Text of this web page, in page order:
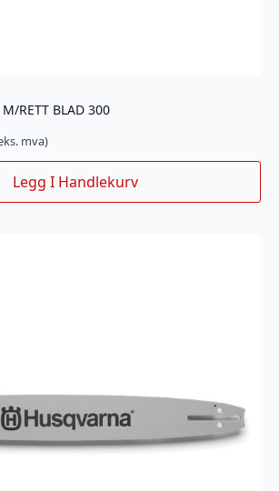
RETT BLAD 300
mva)
Legg I Handlekurv